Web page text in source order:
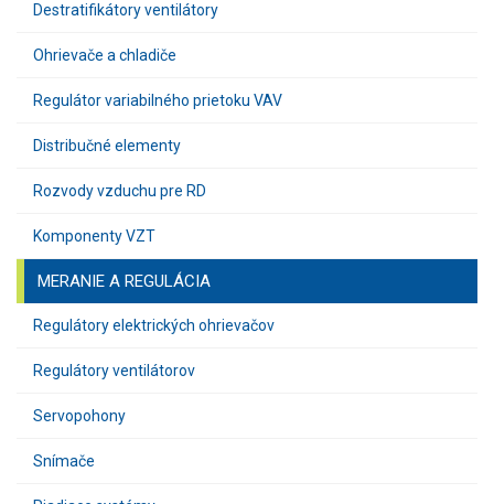
Destratifikátory ventilátory
Ohrievače a chladiče
Regulátor variabilného prietoku VAV
Distribučné elementy
Rozvody vzduchu pre RD
Komponenty VZT
MERANIE A REGULÁCIA
Regulátory elektrických ohrievačov
Regulátory ventilátorov
Servopohony
Snímače